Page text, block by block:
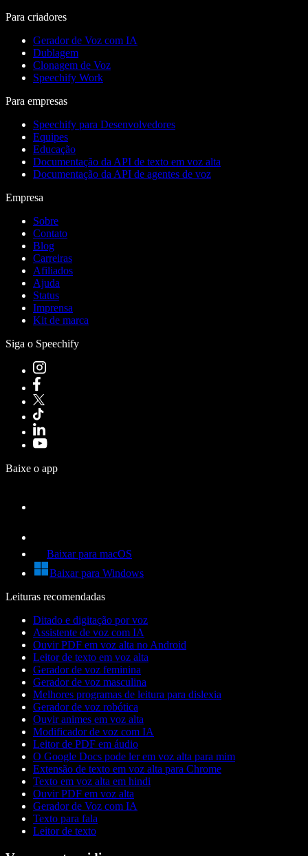
Para criadores
Gerador de Voz com IA
Dublagem
Clonagem de Voz
Speechify Work
Para empresas
Speechify para Desenvolvedores
Equipes
Educação
Documentação da API de texto em voz alta
Documentação da API de agentes de voz
Empresa
Sobre
Contato
Blog
Carreiras
Afiliados
Ajuda
Status
Imprensa
Kit de marca
Siga o Speechify
Baixe o app
Baixar para macOS
Baixar para Windows
Leituras recomendadas
Ditado e digitação por voz
Assistente de voz com IA
Ouvir PDF em voz alta no Android
Leitor de texto em voz alta
Gerador de voz feminina
Gerador de voz masculina
Melhores programas de leitura para dislexia
Gerador de voz robótica
Ouvir animes em voz alta
Modificador de voz com IA
Leitor de PDF em áudio
O Google Docs pode ler em voz alta para mim
Extensão de texto em voz alta para Chrome
Texto em voz alta em hindi
Ouvir PDF em voz alta
Gerador de Voz com IA
Texto para fala
Leitor de texto